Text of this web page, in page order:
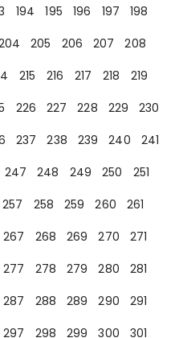
194 195 196 197
198
205 206 207
208
215 216 217 218
219
226 227 228 229
230
237 238 239 240
241
247 248 249 250
251
257 258 259 260
261
267 268 269 270
271
277 278 279 280
281
287 288 289 290
291
297 298 299 300 301